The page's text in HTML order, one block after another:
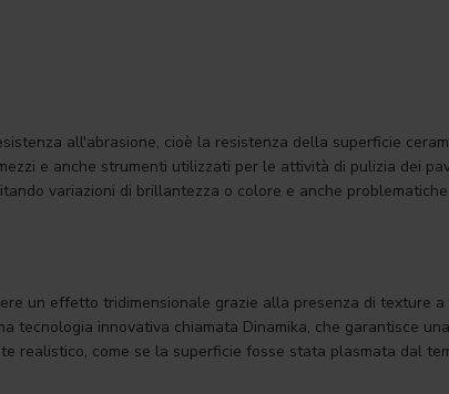
all'abrasione, cioè la resistenza della superficie
e anche strumenti utilizzati per le attività di pulizia dei
variazioni di brillantezza o colore e anche
un effetto tridimensionale grazie alla presenza di texture
innovativa chiamata Dinamika, che garantisce
come se la superficie fosse stata plasmata dal